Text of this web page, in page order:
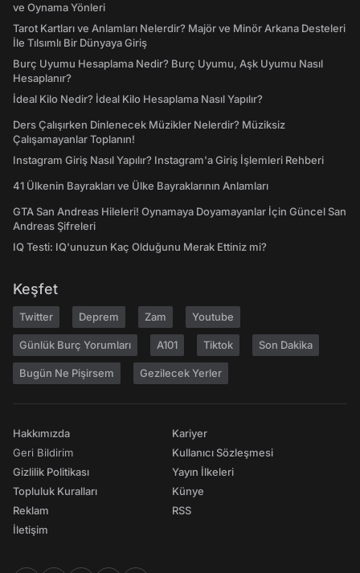
ve Oynama Yönleri
Tarot Kartları ve Anlamları Nelerdir? Majör ve Minör Arkana Desteleri
İle Tılsımlı Bir Dünyaya Giriş
Burç Uyumu Hesaplama Nedir? Burç Uyumu, Aşk Uyumu Nasıl
Hesaplanır?
İdeal Kilo Nedir? İdeal Kilo Hesaplama Nasıl Yapılır?
Ders Çalışırken Dinlenecek Müzikler Nelerdir? Müziksiz
Çalışamayanlar Toplanın!
Instagram Giriş Nasıl Yapılır? Instagram'a Giriş İşlemleri Rehberi
41 Ülkenin Bayrakları ve Ülke Bayraklarının Anlamları
GTA San Andreas Hileleri! Oynamaya Doyamayanlar İçin Güncel San
Andreas Şifreleri
IQ Testi: IQ'unuzun Kaç Olduğunu Merak Ettiniz mi?
Keşfet
Twitter Deprem Zam Youtube
Günlük Burç Yorumları A101 Tiktok Son Dakika
Bugün Ne Pişirsem Gezilecek Yerler
Hakkımızda
Geri Bildirim
Gizlilik Politikası
Topluluk Kuralları
Reklam
İletişim
Kariyer
Kullanıcı Sözleşmesi
Yayın İlkeleri
Künye
RSS